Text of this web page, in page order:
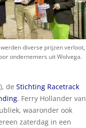
diverse prijzen verloot,
ondernemers uit Wolvega.
de Stichting Racetrack
. Ferry Hollander van
waaronder ook
zaterdag in een